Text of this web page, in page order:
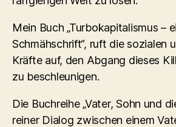
Mein Buch „Turbokapitalismus –
Schmähschrift“, ruft die sozialen
Kräfte auf, den Abgang dieses
zu beschleunigen.
Die Buchreihe „Vater, Sohn und
reiner Dialog zwischen einem